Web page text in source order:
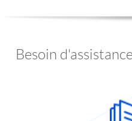
Besoin